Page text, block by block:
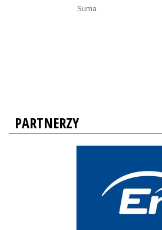
Suma
PARTNERZY